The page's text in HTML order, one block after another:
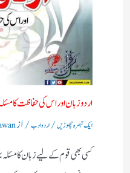
اردو زبان اور اس کی حفاظت کا
ایک تبصرہ چھوڑیں/اردو ادب/ از
کسی بھی قوم کے لیے زبان کا